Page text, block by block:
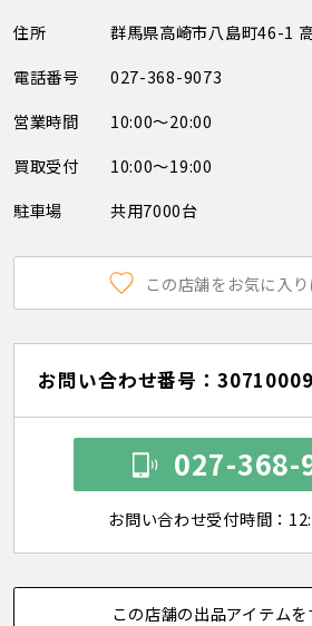
住所
群馬県高崎市八島町46-1
電話番号
027-368-9073
営業時間
10:00～20:00
買取受付
10:00～19:00
駐車場
共用7000台
この店舗をお気に入
お問い合わせ番号：
027-368-
お問い合わせ受付時間：
この店舗の出品アイテムを